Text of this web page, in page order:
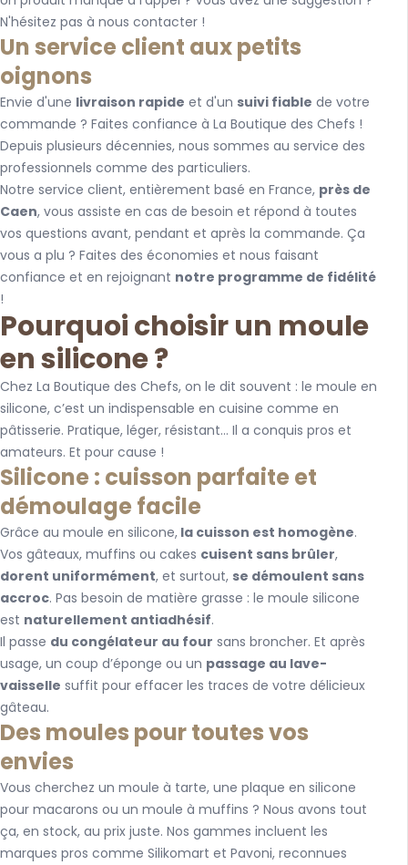
N'hésitez pas à nous contacter !
Un service client aux petits
oignons
Envie d'une livraison rapide et d'un suivi fiable de votre
commande ? Faites confiance à La Boutique des Chefs !
Depuis plusieurs décennies, nous sommes au service des
professionnels comme des particuliers.
Notre service client, entièrement basé en France, près de
Caen, vous assiste en cas de besoin et répond à toutes
vos questions avant, pendant et après la commande. Ça
vous a plu ? Faites des économies et nous faisant
confiance et en rejoignant notre programme de fidélité
!
Pourquoi choisir un moule
en silicone ?
Chez La Boutique des Chefs, on le dit souvent : le moule en
silicone, c’est un indispensable en cuisine comme en
pâtisserie. Pratique, léger, résistant… Il a conquis pros et
amateurs. Et pour cause !
Silicone : cuisson parfaite et
démoulage facile
Grâce au moule en silicone, la cuisson est homogène.
Vos gâteaux, muffins ou cakes cuisent sans brûler,
dorent uniformément, et surtout, se démoulent sans
accroc. Pas besoin de matière grasse : le moule silicone
est naturellement antiadhésif.
Il passe du congélateur au four sans broncher. Et après
usage, un coup d’éponge ou un passage au lave-
vaisselle suffit pour effacer les traces de votre délicieux
gâteau.
Des moules pour toutes vos
envies
Vous cherchez un moule à tarte, une plaque en silicone
pour macarons ou un moule à muffins ? Nous avons tout
ça, en stock, au prix juste. Nos gammes incluent les
marques pros comme Silikomart et Pavoni, reconnues